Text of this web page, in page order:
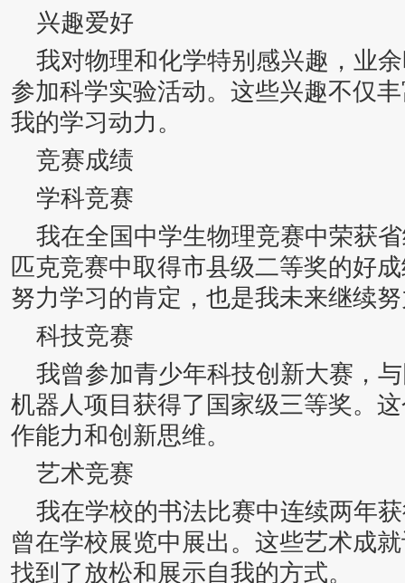
兴趣爱好
我对物理和化学特别感兴趣，业
参加科学实验活动。这些兴趣不仅
我的学习动力。
竞赛成绩
学科竞赛
我在全国中学生物理竞赛中荣获
匹克竞赛中取得市县级二等奖的好
努力学习的肯定，也是我未来继续
科技竞赛
我曾参加青少年科技创新大赛，
机器人项目获得了国家级三等奖。
作能力和创新思维。
艺术竞赛
我在学校的书法比赛中连续两年
曾在学校展览中展出。这些艺术成
找到了放松和展示自我的方式。